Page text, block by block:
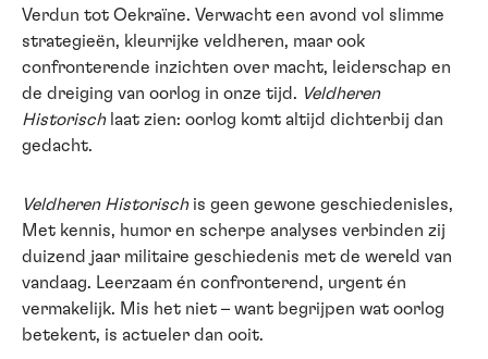
Verdun tot Oekraïne. Verwacht een avond vol slimme
strategieën, kleurrijke veldheren, maar ook
confronterende inzichten over macht, leiderschap en
de dreiging van oorlog in onze tijd. Veldheren
Historisch laat zien: oorlog komt altijd dichterbij dan
gedacht.
Veldheren Historischis geen gewone geschiedenisles,
Met kennis, humor en scherpe analyses verbinden zij
duizend jaar militaire geschiedenis met de wereld van
vandaag. Leerzaam én confronterend, urgent én
vermakelijk. Mis het niet – want begrijpen wat oorlog
betekent, is actueler dan ooit.